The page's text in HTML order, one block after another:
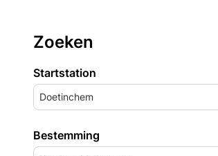
Zoeken
Startstation
Doetinchem
Bestemming